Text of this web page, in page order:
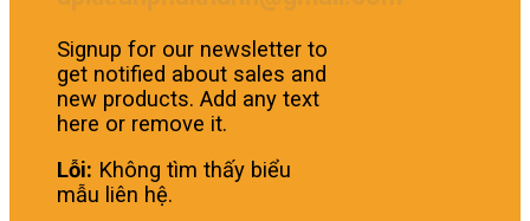
Signup for our newsletter to
get notified about sales and
new products. Add any text
here or remove it.
Lỗi: Không tìm thấy biểu
mẫu liên hệ.